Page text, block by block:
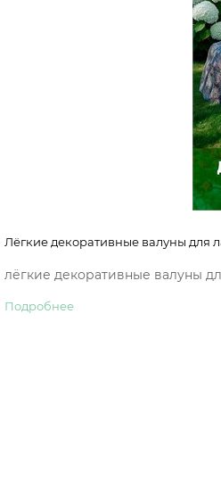
Лёгкие декоративные валуны для
лёгкие декоративные валуны
Подробнее